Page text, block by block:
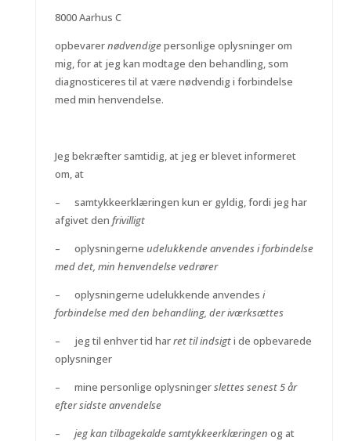
8000 Aarhus C
opbevarernødvendigepersonlige oplysninger om
mig, for at jeg kan modtage den behandling, som
diagnosticeres til at være nødvendig i forbindelse
med min henvendelse.
Jeg bekræfter samtidig, at jeg er blevet informeret
om, at
– samtykkeerklæringen kun er gyldig, fordi jeg har
afgivet den frivilligt
– oplysningerne udelukkende anvendes i forbindelse
med det, min henvendelse vedrører
– oplysningerne udelukkende anvendes i
forbindelse med den behandling, der iværksættes
– jeg til enhver tid harret til indsigti de opbevarede
oplysninger
– mine personlige oplysningerslettes senest 5 år
efter sidste anvendelse
– jeg kan tilbagekalde samtykkeerklæringen og at